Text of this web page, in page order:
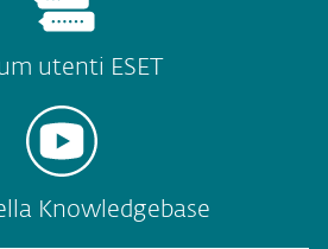
utenti ESET
Knowledgebase